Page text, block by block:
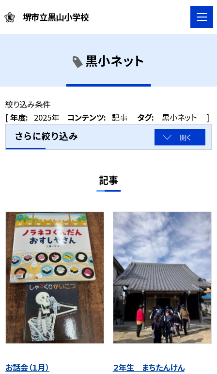
堺市立黒山小学校
黒小ネット
絞り込み条件
[年度: 2025年 コンテンツ: 記事 タグ: 黒小ネット ]
さらに絞り込み 開く
記事
お話会（１月） ２年生 まちたんけん